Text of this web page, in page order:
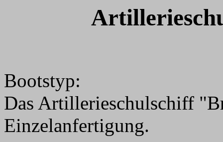
Bootstyp:
Das Artillerieschulschiff
Einzelanfertigung.